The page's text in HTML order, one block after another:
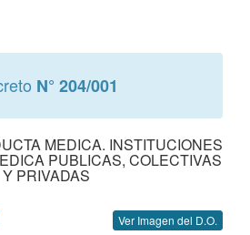
N° 204/001
MEDICA. INSTITUCIONES
PUBLICAS, COLECTIVAS
Y PRIVADAS
Ver Imagen del D.O.